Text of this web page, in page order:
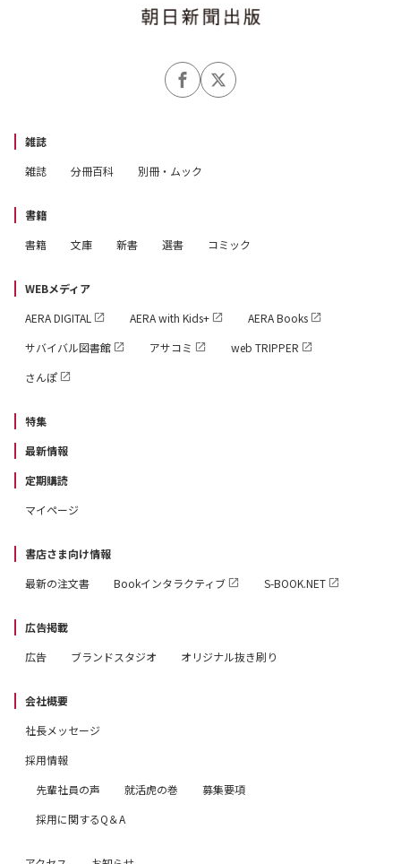
雑誌
雑誌
分冊百科 別冊・ムック
書籍
書籍
文庫 新書 選書 コミック
WEBメディア
AERA DIGITAL
AERA with Kids+
AERA Books
サバイバル図書館
アサコミ
web TRIPPER
さんぽ
特集
最新情報
定期購読
マイページ
書店さま向け情報
最新の注文書
Bookインタラクティブ S-BOOK.NET
広告掲載
広告
ブランドスタジオ オリジナル抜き刷り
会社概要
社長メッセージ
採用情報
先輩社員の声
就活虎の巻
募集要項
採用に関するQ＆A